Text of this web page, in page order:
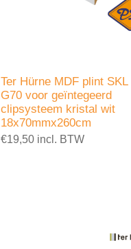
Ter Hürne MDF plint SKL
G70 voor geïntegeerd
clipsysteem kristal wit
18x70mmx260cm
€19,50 incl. BTW